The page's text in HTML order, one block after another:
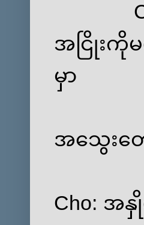
အငြိုးကို
မှာ
အသွေးတ
Cho: အ